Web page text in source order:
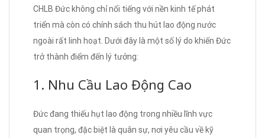
CHLB Đức không chỉ nổi tiếng với nền kinh tế phát
triển mà còn có chính sách thu hút lao động nước
ngoài rất linh hoạt. Dưới đây là một số lý do khiến Đức
trở thành điểm đến lý tưởng:
1. Nhu Cầu Lao Động Cao
Đức đang thiếu hụt lao động trong nhiều lĩnh vực
quan trọng, đặc biệt là quân sự, nơi yêu cầu về kỹ